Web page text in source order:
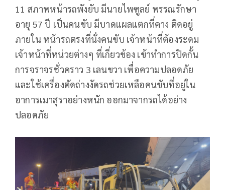
11 สภาพหน้ารถพังยับ มีนายไพฑูลย์ พรรณรักษา
อายุ 57 ปี เป็นคนขับ มีบาดแผลแตกที่คาง ติดอยู่
ภายใน หน้ารถตรงที่นั่งคนขับ เจ้าหน้าที่ต้องระดม
เจ้าหน้าที่หน่วยต่างๆ ที่เกี่ยวข้อง เข้าทำการปิดกั้น
การจราจรชั่วคราว 3 เลนขวา เพื่อความปลอดภัย
และใช้เครื่องตัดถ่างงัดรถช่วยเหลือคนขับที่อยู่ใน
อาการเมาสุราอย่างหนัก ออกมาจากรถได้อย่าง
ปลอดภัย